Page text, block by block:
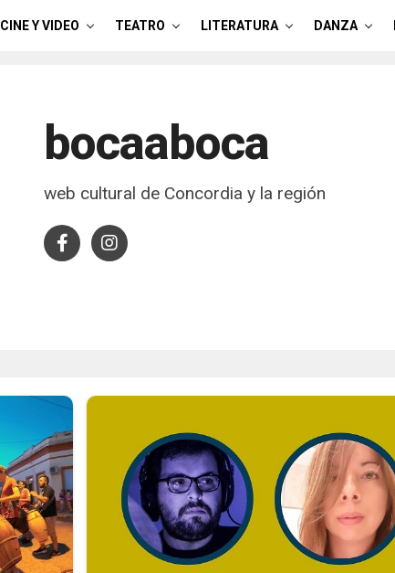
CINE Y VIDEO TEATRO LITERATURA DANZA
bocaaboca
web cultural de Concordia y la región